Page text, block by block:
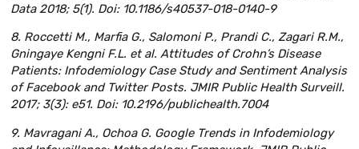
Data 2018; 5(1). Doi: 10.1186/s40537-018-0140-9
8. Roccetti M., Marfia G., Salomoni P., Prandi C., Zagari R.M.,
Gningaye Kengni F.L. et al. Attitudes of Crohn’s Disease
Patients: Infodemiology Case Study and Sentiment Analysis
of Facebook and Twitter Posts. JMIR Public Health Surveill.
2017; 3(3): e51. Doi: 10.2196/publichealth.7004
9. Mavragani A., Ochoa G. Google Trends in Infodemiology